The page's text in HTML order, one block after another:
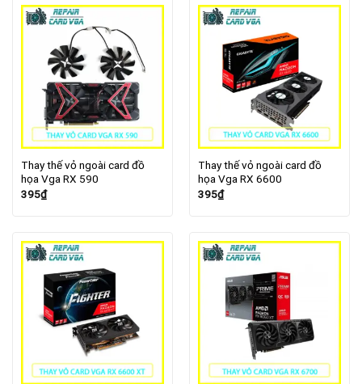
Thay thế vỏ ngoài card đồ
họa Vga RX 590
395₫
Thay thế vỏ ngoài card đồ
họa Vga RX 6600
395₫